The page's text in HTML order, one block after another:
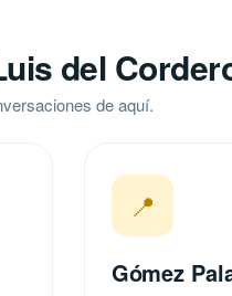
del
de aquí.
📍
Gómez